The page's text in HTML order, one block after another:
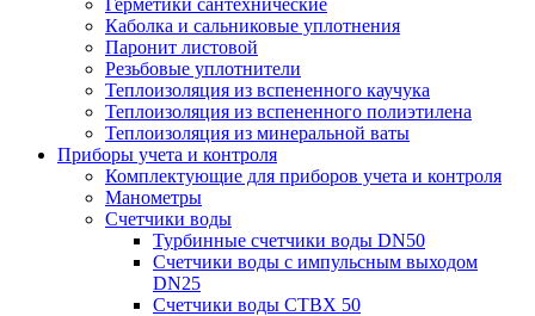
Герметики сантехнические
Каболка и сальниковые уплотнения
Паронит листовой
Резьбовые уплотнители
Теплоизоляция из вспененного каучука
Теплоизоляция из вспененного полиэтилена
Теплоизоляция из минеральной ваты
Приборы учета и контроля
Комплектующие для приборов учета и контроля
Манометры
Счетчики воды
Турбинные счетчики воды DN50
Счетчики воды с импульсным выходом
DN25
Счетчики воды СТВХ 50